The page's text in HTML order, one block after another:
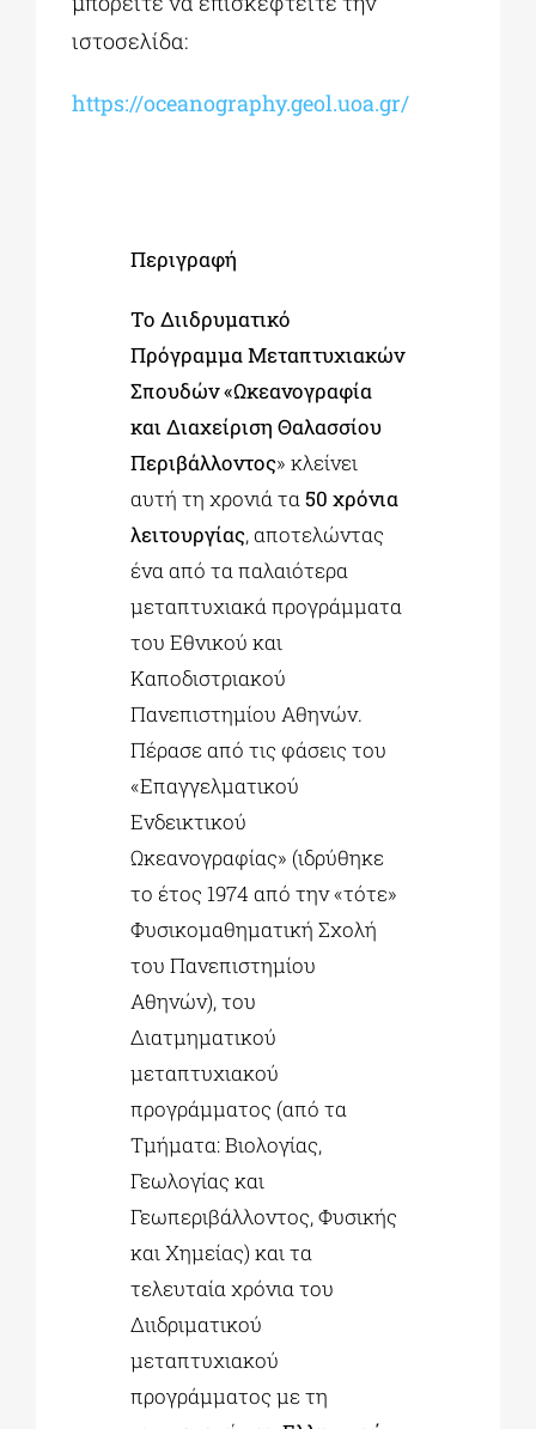
ιστοσελίδα:
https://oceanography.geol.uoa.gr/
Περιγραφή
Το Διιδρυματικό
Πρόγραμμα Μεταπτυχιακών
Σπουδών«Ωκεανογραφία
και Διαχείριση Θαλασσίου
Περιβάλλοντος» κλείνει
αυτή τη χρονιά τα50 χρόνια
λειτουργίας, αποτελώντας
ένα από τα παλαιότερα
μεταπτυχιακά προγράμματα
του Εθνικού και
Καποδιστριακού
Πανεπιστημίου Αθηνών.
Πέρασε από τις φάσεις του
«Επαγγελματικού
Ενδεικτικού
Ωκεανογραφίας» (ιδρύθηκε
το έτος 1974 από την «τότε»
Φυσικομαθηματική Σχολή
του Πανεπιστημίου
Αθηνών), του
Διατμηματικού
μεταπτυχιακού
προγράμματος (από τα
Τμήματα: Βιολογίας,
Γεωλογίας και
Γεωπεριβάλλοντος, Φυσικής
και Χημείας) και τα
τελευταία χρόνια του
Διιδριματικού
μεταπτυχιακού
προγράμματος με τη